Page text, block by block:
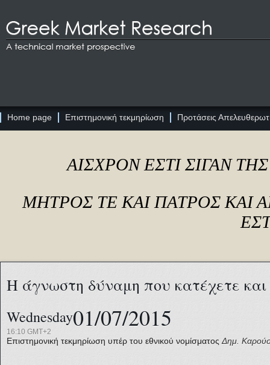
Home page Επιστημονική τεκμηρίωση Προτάσεις
ΑΙΣΧΡΟΝ ΕΣΤΙ ΣΙΓΑΝ
ΜΗΤΡΟΣ ΤΕ ΚΑΙ ΠΑΤΡΟΣ ΚΑΙ
Η άγνωστη δύναμη που κατέχετε και
Wednesday01/07/2015
16:10 GMT+2
Επιστημονική τεκμηρίωση υπέρ του εθνικού νομίσματος Δημ.